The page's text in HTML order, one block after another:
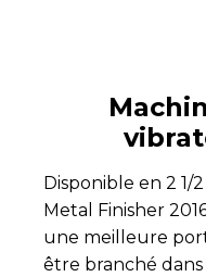
Disponible en 2 1/
Metal Finisher
une meilleure
être branché